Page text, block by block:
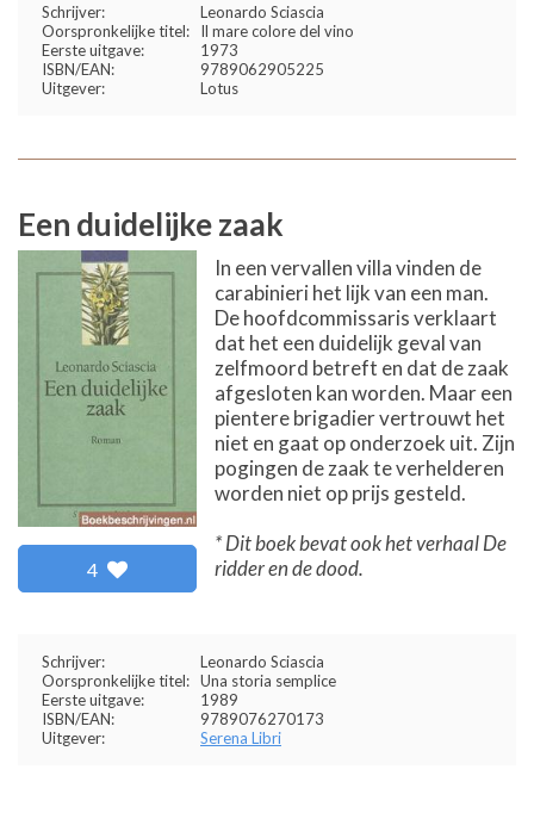
Schrijver:
Leonardo Sciascia
Oorspronkelijke titel:
Il mare colore del vino
Eerste uitgave:
1973
ISBN/EAN:
9789062905225
Uitgever:
Lotus
Een duidelijke zaak
4
In een vervallen villa vinden de
carabinieri het lijk van een man.
De hoofdcommissaris verklaart
dat het een duidelijk geval van
zelfmoord betreft en dat de zaak
afgesloten kan worden. Maar een
pientere brigadier vertrouwt het
niet en gaat op onderzoek uit. Zijn
pogingen de zaak te verhelderen
worden niet op prijs gesteld.
* Dit boek bevat ook het verhaal De
ridder en de dood.
Schrijver:
Leonardo Sciascia
Oorspronkelijke titel: Una storia semplice
Eerste uitgave:
1989
ISBN/EAN:
9789076270173
Uitgever:
Serena Libri